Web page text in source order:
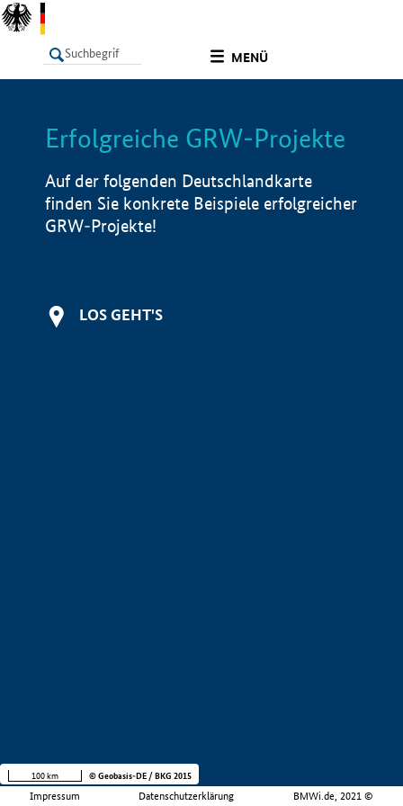
MENÜ
LISTE Info
Erfolgreiche GRW-Projekte
Auf der folgenden Deutschlandkarte
finden Sie konkrete Beispiele erfolgreicher
GRW-Projekte!
LOS GEHT'S
Impressum Datenschutzerklärung BMWi.de, 2021 ©
100 km © Geobasis-DE / BKG 2015